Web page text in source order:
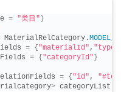
= "类目" )
MaterialRelCategory.
=
{ "materialId" , "type"
=
{ "categoryId" }
= { "id" ,
> categoryList;